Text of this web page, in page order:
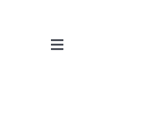
Toggle